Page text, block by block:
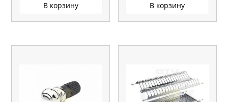
В корзину В корзину